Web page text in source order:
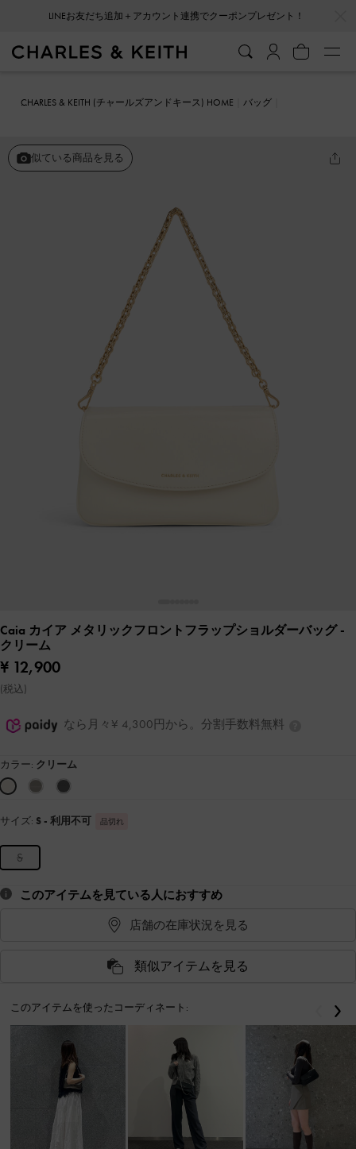
LINEお友だち追加＋アカウント連携でクーポンプレゼント！
CHARLES & KEITH (チャールズアンドキース) HOME
バッグ
似ている商品を見る
Caia カイア メタリックフロントフラップショルダーバッグ-
クリーム
¥ 12,900
(税込)
なら月々¥ 4,300円から。分割手数料無料
カラー: クリーム
サイズ: S - 利用不可 品切れ
S
このアイテムを見ている人におすすめ
店舗の在庫状況を見る
類似アイテムを見る
このアイテムを使ったコーディネート: 戻る